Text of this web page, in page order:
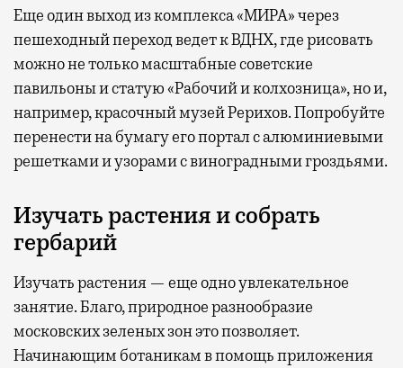
Еще один выход из комплекса «МИРА» через
пешеходный переход ведет к ВДНХ, где рисовать
можно не только масштабные советские
павильоны и статую «Рабочий и колхозница», но и,
например, красочный музей Рерихов. Попробуйте
перенести на бумагу его портал с алюминиевыми
решетками и узорами с виноградными гроздьями.
Изучать растения и собрать
гербарий
Изучать растения — еще одно увлекательное
занятие. Благо, природное разнообразие
московских зеленых зон это позволяет.
Начинающим ботаникам в помощь приложения